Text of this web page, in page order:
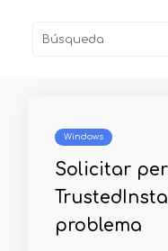
Windows
Solicitar
problema